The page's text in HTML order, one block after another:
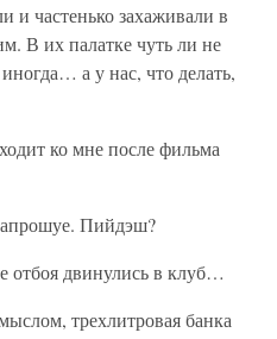
и частенько захаживали в
В их палатке чуть ли не
а у нас, что делать,
ко мне после фильма
Пийдэш?
отбоя двинулись в клуб…
трехлитровая банка